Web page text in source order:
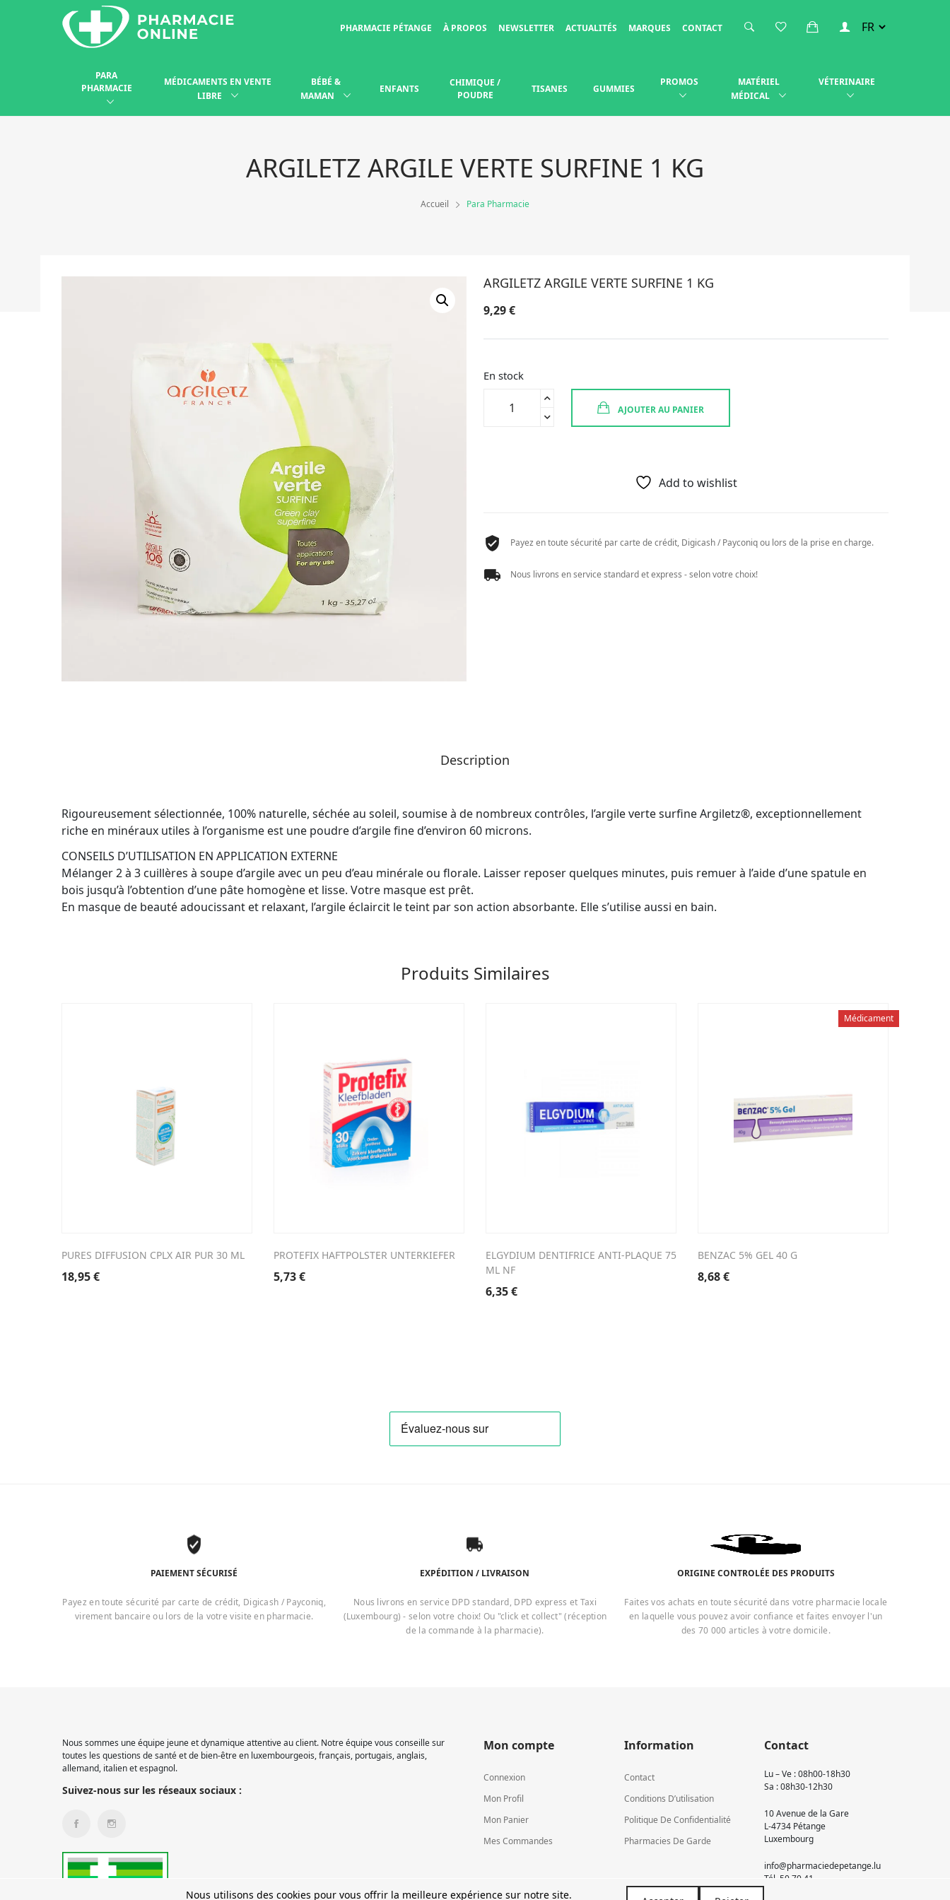
PHARMACIE PÉTANGE À PROPOS NEWSLETTER ACTUALITÉS MARQUES CONTACT
PARA
PHARMACIE
MÉDICAMENTS EN VENTE
LIBRE
BÉBÉ &
MAMAN
ENFANTS
CHIMIQUE /
POUDRE
TISANES GUMMIES
PROMOS
MATÉRIEL
MÉDICAL
VÉTERINAIRE
ARGILETZ ARGILE VERTE SURFINE 1 KG
Accueil Para Pharmacie
ARGILETZ ARGILE VERTE SURFINE 1 KG
9,29€
En stock
AJOUTER AU PANIER
Add to wishlist
Payez en toute sécurité par carte de crédit, Digicash / Payconiq ou lors de la prise en charge.
Nous livrons en service standard et express - selon votre choix!
Description
Rigoureusement sélectionnée, 100% naturelle, séchée au soleil, soumise à de nombreux contrôles, l’argile verte surfine Argiletz®, exceptionnellement
riche en minéraux utiles à l’organisme est une poudre d’argile fine d’environ 60 microns.
CONSEILS D’UTILISATION EN APPLICATION EXTERNE
Mélanger 2 à 3 cuillères à soupe d’argile avec un peu d’eau minérale ou florale. Laisser reposer quelques minutes, puis remuer à l’aide d’une spatule en
bois jusqu’à l’obtention d’une pâte homogène et lisse. Votre masque est prêt.
En masque de beauté adoucissant et relaxant, l’argile éclaircit le teint par son action absorbante. Elle s’utilise aussi en bain.
Produits Similaires
PURES DIFFUSION CPLX AIR PUR 30 ML
18,95€
PROTEFIX HAFTPOLSTER UNTERKIEFER
5,73€
ELGYDIUM DENTIFRICE ANTI-PLAQUE 75
ML NF
6,35€
Médicament
BENZAC 5% GEL 40 G
8,68€
PAIEMENT SÉCURISÉ
Payez en toute sécurité par carte de crédit, Digicash / Payconiq,
virement bancaire ou lors de la votre visite en pharmacie.
EXPÉDITION / LIVRAISON
Nous livrons en service DPD standard, DPD express et Taxi
(Luxembourg) - selon votre choix! Ou "click et collect" (réception
de la commande à la pharmacie).
ORIGINE CONTROLÉE DES PRODUITS
Faites vos achats en toute sécurité dans votre pharmacie locale
en laquelle vous pouvez avoir confiance et faites envoyer l'un
des 70 000 articles à votre domicile.
Nous sommes une équipe jeune et dynamique attentive au client. Notre équipe vous conseille sur
toutes les questions de santé et de bien-être en luxembourgeois, français, portugais, anglais,
allemand, italien et espagnol.
Suivez-nous sur les réseaux sociaux :
Mon compte
Connexion
Mon Profil
Mon Panier
Mes Commandes
Information
Contact
Conditions D’utilisation
Politique De Confidentialité
Pharmacies De Garde
Contact
Lu – Ve : 08h00-18h30
Sa : 08h30-12h30
10 Avenue de la Gare
L-4734 Pétange
Luxembourg
info@pharmaciedepetange.lu
Tél. 50 70 41
Nous utilisons des cookies pour vous offrir la meilleure expérience sur notre site.